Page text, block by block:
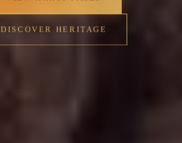
DISCOVER HERITAGE